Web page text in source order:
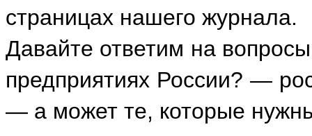
страницах нашего журнала.
Давайте ответим на
предприятиях России? —
— а может те, которые